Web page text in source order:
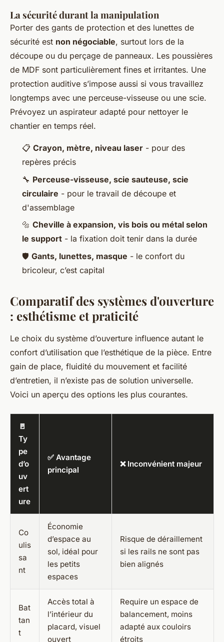
La sécurité durant la manipulation
Porter des gants de protection et des lunettes de
sécurité est non négociable, surtout lors de la
découpe ou du perçage de panneaux. Les poussières
de MDF sont particulièrement fines et irritantes. Une
protection auditive s’impose aussi si vous travaillez
longtemps avec une perceuse-visseuse ou une scie.
Prévoyez un aspirateur adapté pour nettoyer le
chantier en temps réel.
📋 Crayon, mètre, niveau laser - pour des
repères précis
🔧 Perceuse-visseuse, scie sauteuse, scie
circulaire - pour le travail de découpe et
d'assemblage
🔩 Cheville à expansion, vis bois ou métal selon
le support - la fixation doit tenir dans la durée
🛡️ Gants, lunettes, masque - le confort du
bricoleur, c’est capital
Comparatif des systèmes d'ouverture
: esthétisme et praticité
Le choix du système d’ouverture influence autant le
confort d’utilisation que l’esthétique de la pièce. Entre
gain de place, fluidité du mouvement et facilité
d’entretien, il n’existe pas de solution universelle.
Voici un aperçu des options les plus courantes.
🚪
Ty
pe
d’o
uv
ert
ure
✅ Avantage
principal
❌ Inconvénient majeur
Co
ulis
sa
nt
Économie
d’espace au
sol, idéal pour
les petits
espaces
Risque de déraillement
si les rails ne sont pas
bien alignés
Bat
tan
t
Accès total à
l’intérieur du
placard, visuel
ouvert
Require un espace de
balancement, moins
adapté aux couloirs
étroits